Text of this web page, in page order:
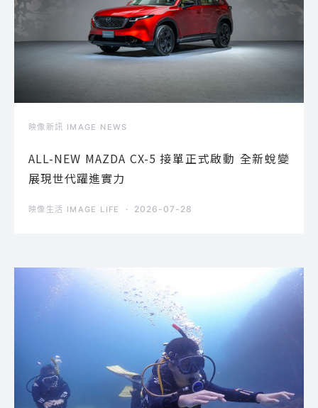
映像新訊 IMAGE NEWS
ALL-NEW MAZDA CX-5 接單正式啟動 全新蛻變
展現世代躍進實力
映像生活 IMAGE LIFE 2026-07-28